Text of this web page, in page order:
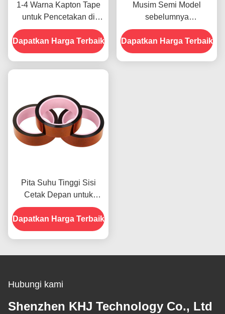
1-4 Warna Kapton Tape
untuk Pencetakan di
Bagian Depan
Dapatkan Harga Terbaik
Musim Semi Model
sebelumnya
menampilkan Ketahanan
Terhadap Kelembaban
dan Kekuatan Kupas
Dapatkan Harga Terbaik
Pita Suhu Tinggi Sisi
Cetak Depan untuk
Produk Dalam Stok
Dapatkan Harga Terbaik
Hubungi kami
Shenzhen KHJ Technology Co., Ltd